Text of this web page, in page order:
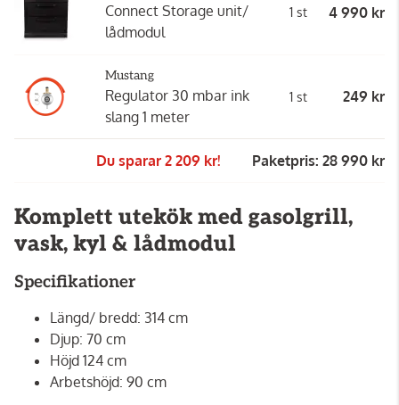
Connect Storage unit/
lådmodul
1 st 4 990 kr
Mustang
Regulator 30 mbar ink
slang 1 meter
1 st 249 kr
Du sparar 2 209 kr! Paketpris: 28 990 kr
Komplett utekök med gasolgrill,
vask, kyl & lådmodul
Specifikationer
Längd/ bredd: 314 cm
Djup: 70 cm
Höjd 124 cm
Arbetshöjd: 90 cm